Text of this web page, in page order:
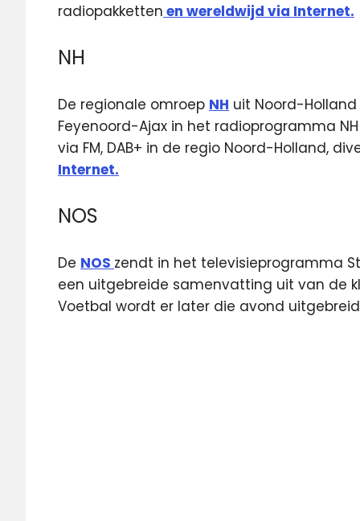
radiopakketten en wereldwijd via Internet.
NH
De regionale omroep NH uit Noord-
Feyenoord-Ajax in het radioprogramma
via FM, DAB+ in de regio Noord-Holland,
Internet.
NOS
De NOS zendt in het televisieprogramma
een uitgebreide samenvatting uit van de
Voetbal wordt er later die avond uitgebreid